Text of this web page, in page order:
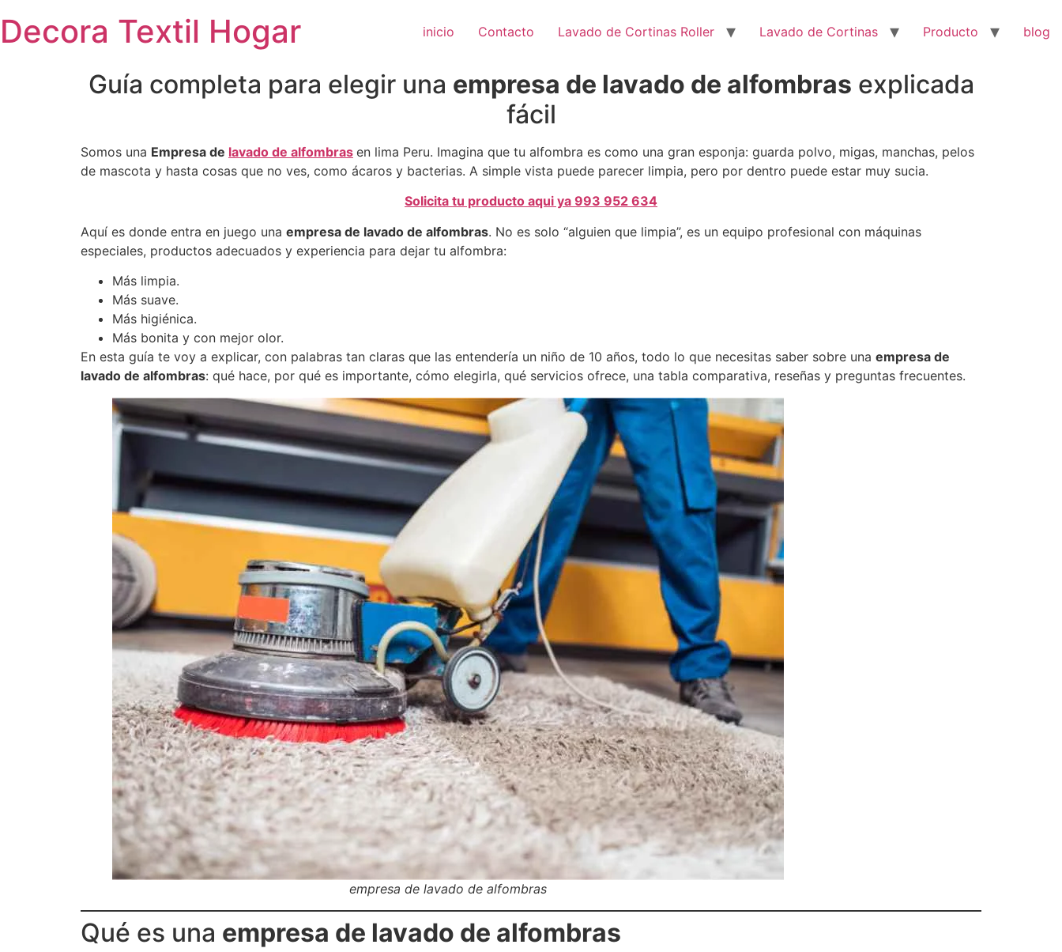
al
contenido
Decora Textil Hogar inicio Contacto Lavado de Cortinas Roller Lavado de Cortinas Producto blog
Guía completa para elegir una empresa de lavado de alfombras explicada
fácil
Somos una Empresa de lavado de alfombras en lima Peru. Imagina que tu alfombra es como una gran esponja: guarda polvo, migas, manchas, pelos
de mascota y hasta cosas que no ves, como ácaros y bacterias. A simple vista puede parecer limpia, pero por dentro puede estar muy sucia.
Solicita tu producto aqui ya 993 952 634
Aquí es donde entra en juego una empresa de lavado de alfombras. No es solo “alguien que limpia”, es un equipo profesional con máquinas
especiales, productos adecuados y experiencia para dejar tu alfombra:
Más limpia.
Más suave.
Más higiénica.
Más bonita y con mejor olor.
En esta guía te voy a explicar, con palabras tan claras que las entendería un niño de 10 años, todo lo que necesitas saber sobre una empresa de
lavado de alfombras: qué hace, por qué es importante, cómo elegirla, qué servicios ofrece, una tabla comparativa, reseñas y preguntas frecuentes.
empresa de lavado de alfombras
Qué es una empresa de lavado de alfombras